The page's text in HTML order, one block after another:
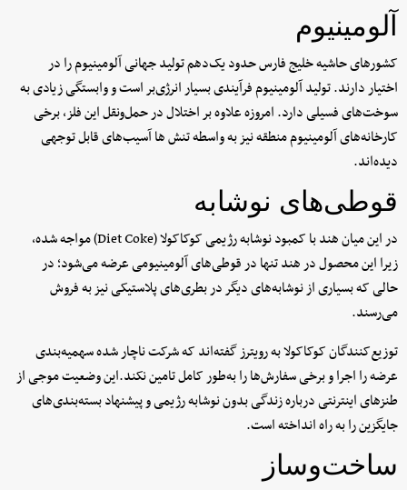
آلومینیوم
کشورهای حاشیه خلیج فارس حدود یک‌دهم تولید جهانی آلومینیوم را در
اختیار دارند. تولید آلومینیوم فرآیندی بسیار انرژی‌بر است و وابستگی زیادی به
سوخت‌های فسیلی دارد. امروزه علاوه بر اختلال در حمل‌ونقل این فلز، برخی
کارخانه‌های آلومینیوم منطقه نیز به واسطه تنش ها آسیب‌های قابل توجهی
دیده‌اند.
قوطی‌های نوشابه
در این میان هند با کمبود نوشابه رژیمی کوکاکولا (Diet Coke) مواجه شده،
زیرا این محصول در هند تنها در قوطی‌های آلومینیومی عرضه می‌شود؛ در
حالی که بسیاری از نوشابه‌های دیگر در بطری‌های پلاستیکی نیز به فروش
می‌رسند.
توزیع‌کنندگان کوکاکولا به رویترز گفته‌اند که شرکت ناچار شده سهمیه‌بندی
عرضه را اجرا و برخی سفارش‌ها را به‌طور کامل تامین نکند.این وضعیت موجی از
طنزهای اینترنتی درباره زندگی بدون نوشابه رژیمی و پیشنهاد بسته‌بندی‌های
جایگزین را به راه انداخته است.
ساخت‌وساز